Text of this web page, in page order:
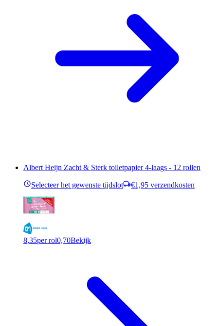
Albert Heijn Zacht & Sterk toiletpapier 4-laags - 12 rollen
Selecteer het gewenste tijdslot €1,95 verzendkosten
8,35per rol0,70Bekijk